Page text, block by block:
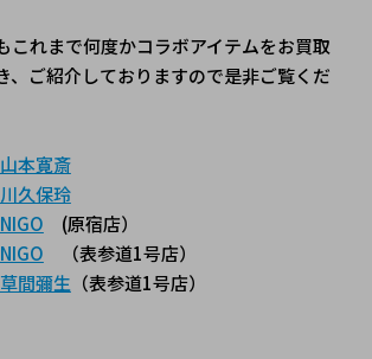
これまで何度かコラボアイテムをお買取
、ご紹介しておりますので是非ご覧くだ
本寛斎
久保玲
(原宿店）
（表参道1号店）
間彌生 （表参道1号店）